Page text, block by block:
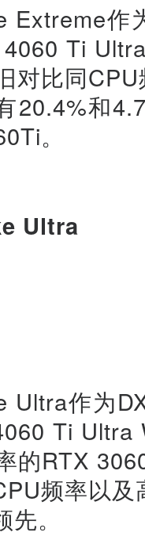
Extreme作
Ti
对比同
20.4%和
。
Ultra
Ultra作为
Ti
的RTX
频率以
。